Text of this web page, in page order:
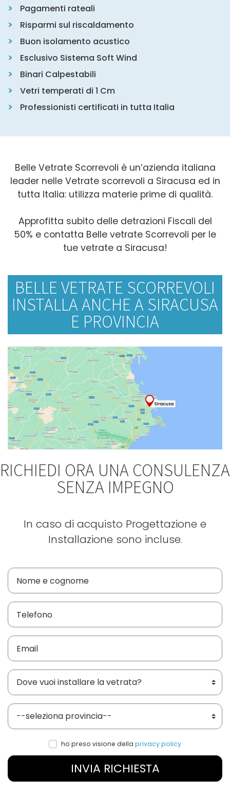
Pagamenti rateali
Risparmi sul riscaldamento
Buon isolamento acustico
Esclusivo Sistema Soft Wind
Binari Calpestabili
Vetri temperati di 1 Cm
Professionisti certificati in tutta Italia
Belle Vetrate Scorrevoli è un’azienda italiana
leader nelle Vetrate scorrevoli a Siracusa ed in
tutta Italia: utilizza materie prime di qualità.
Approfitta subito delle detrazioni Fiscali del
50% e contatta Belle vetrate Scorrevoli per le
tue vetrate a Siracusa!
BELLE VETRATE SCORREVOLI
INSTALLA ANCHE A SIRACUSA
E PROVINCIA
RICHIEDI ORA UNA CONSULENZA
SENZA IMPEGNO
In caso di acquisto Progettazione e
Installazione sono incluse.
Dove vuoi installare le vetrate?
Provincia
ho preso visione della privacy policy
INVIA RICHIESTA